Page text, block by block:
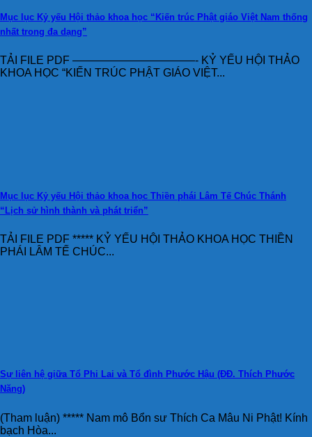
Mục lục Kỷ yếu Hội thảo khoa học “Kiến trúc Phật giáo Việt Nam thống
nhất trong đa dạng”
TẢI FILE PDF ———————————- KỶ YẾU HỘI THẢO
KHOA HỌC “KIẾN TRÚC PHẬT GIÁO VIỆT...
Mục lục Kỷ yếu Hội thảo khoa học Thiền phái Lâm Tế Chúc Thánh
“Lịch sử hình thành và phát triển”
TẢI FILE PDF ***** KỶ YẾU HỘI THẢO KHOA HỌC THIỀN
PHÁI LÂM TẾ CHÚC...
Sự liên hệ giữa Tổ Phi Lai và Tổ đình Phước Hậu (ĐĐ. Thích Phước
Năng)
(Tham luận) ***** Nam mô Bổn sư Thích Ca Mâu Ni Phật! Kính
bạch Hòa...